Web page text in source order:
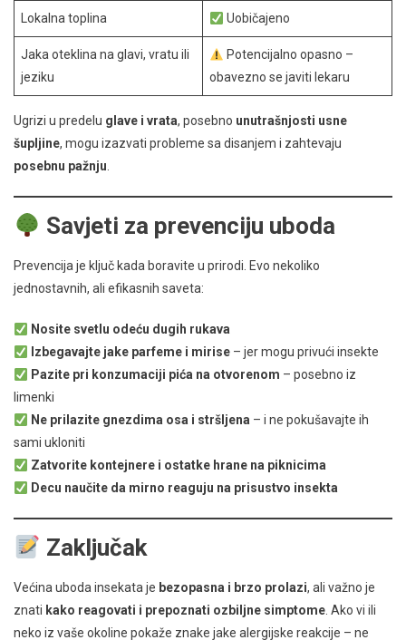
Lokalna toplina Uobičajeno
Jaka oteklina na glavi, vratu ili
jeziku
Potencijalno opasno –
obavezno se javiti lekaru
Ugrizi u predelu glave i vrata, posebno unutrašnjosti usne
šupljine, mogu izazvati probleme sa disanjem i zahtevaju
posebnu pažnju.
Savjeti za prevenciju uboda
Prevencija je ključ kada boravite u prirodi. Evo nekoliko
jednostavnih, ali efikasnih saveta:
Nosite svetlu odeću dugih rukava
Izbegavajte jake parfeme i mirise– jer mogu privući insekte
Pazite pri konzumaciji pića na otvorenom – posebno iz
limenki
Ne prilazite gnezdima osa i stršljena– i ne pokušavajte ih
sami ukloniti
Zatvorite kontejnere i ostatke hrane na piknicima
Decu naučite da mirno reaguju na prisustvo insekta
Zaključak
Većina uboda insekata je bezopasna i brzo prolazi, ali važno je
znati kako reagovati i prepoznati ozbiljne simptome. Ako vi ili
neko iz vaše okoline pokaže znake jake alergijske reakcije – ne